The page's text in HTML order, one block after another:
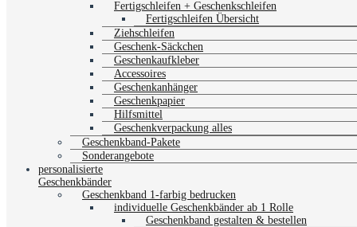
Fertigschleifen + Geschenkschleifen
Fertigschleifen Übersicht
Ziehschleifen
Geschenk-Säckchen
Geschenkaufkleber
Accessoires
Geschenkanhänger
Geschenkpapier
Hilfsmittel
Geschenkverpackung alles
Geschenkband-Pakete
Sonderangebote
personalisierte
Geschenkbänder
Geschenkband 1-farbig bedrucken
individuelle Geschenkbänder ab 1 Rolle
Geschenkband gestalten & bestellen